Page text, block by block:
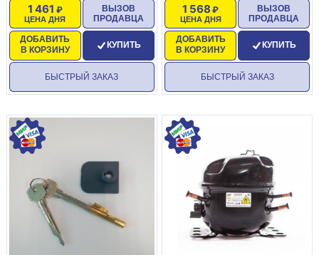
ЦЕНА ДНЯ
1 461
ДОБАВИТЬ
В КОРЗИНУ
ВЫЗОВ
ПРОДАВЦА
КУПИТЬ
БЫСТРЫЙ ЗАКАЗ
ЦЕНА ДНЯ
1 568
ДОБАВИТЬ
В КОРЗИНУ
ВЫЗОВ
ПРОДАВЦА
КУПИТЬ
БЫСТРЫЙ ЗАКАЗ